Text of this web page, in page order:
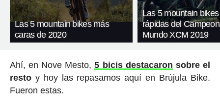
Las 5 mountain bikes más
caras de 2020
Las 5 mountain
rápidas del
Mundo XCM 2019
Ahí, en Nove Mesto,5 bicis destacaron sobre el
restoy hoy las repasamos aquí en Brújula Bike.
Fueron estas.